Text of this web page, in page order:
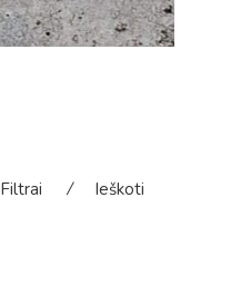
Filtrai ⁄ Ieškoti